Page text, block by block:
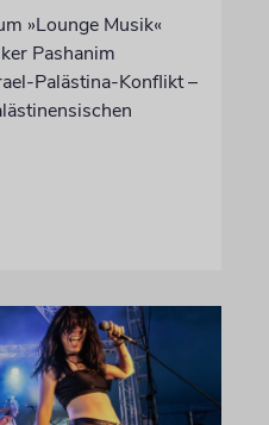
»Lounge Musik«
Pashanim
Palästina-Konflikt –